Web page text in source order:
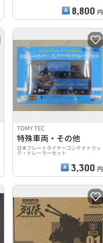
8,800 円
TOMY TEC
特殊車両・その他
日本フレートライナーコンテナトラッ
ク・トレーラーセット
3,300 円